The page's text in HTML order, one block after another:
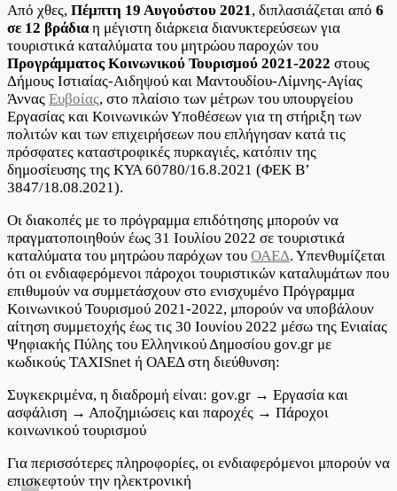
σε
12
διανυκτερεύσεις
διάρκεια
διακοπών
κοινωνικού
τουρισμού
στους
Δήμους
Ιστιαίας-
Μαντουδίου-
Λίμνης-
Αγίας
Άννας
Ευβοίας
Από χθες, Πέμπτη 19 Αυγούστου 2021, διπλασιάζεται από 6
σε 12 βράδιαη μέγιστη διάρκεια διανυκτερεύσεων για
τουριστικά καταλύματα του μητρώου παροχών του
Προγράμματος Κοινωνικού Τουρισμού 2021-2022 στους
Δήμους Ιστιαίας-Αιδηψού και Μαντουδίου-Λίμνης-Αγίας
Άννας Ευβοίας, στο πλαίσιο των μέτρων του υπουργείου
Εργασίας και Κοινωνικών Υποθέσεων για τη στήριξη των
πολιτών και των επιχειρήσεων που επλήγησαν κατά τις
πρόσφατες καταστροφικές πυρκαγιές, κατόπιν της
δημοσίευσης της ΚΥΑ 60780/16.8.2021 (ΦΕΚ B’
3847/18.08.2021).
Οι διακοπές με το πρόγραμμα επιδότησης μπορούν να
πραγματοποιηθούν έως 31 Ιουλίου 2022 σε τουριστικά
καταλύματα του μητρώου παρόχων του ΟΑΕΔ. Υπενθυμίζεται
ότι οι ενδιαφερόμενοι πάροχοι τουριστικών καταλυμάτων που
επιθυμούν να συμμετάσχουν στο ενισχυμένο Πρόγραμμα
Κοινωνικού Τουρισμού 2021-2022, μπορούν να υποβάλουν
αίτηση συμμετοχής έως τις 30 Ιουνίου 2022 μέσω της Ενιαίας
Ψηφιακής Πύλης του Ελληνικού Δημοσίου gov.gr με
κωδικούς TAXISnet ή ΟΑΕΔ στη διεύθυνση:
Συγκεκριμένα, η διαδρομή είναι: gov.gr → Εργασία και
ασφάλιση → Αποζημιώσεις και παροχές → Πάροχοι
κοινωνικού τουρισμού
Για περισσότερες πληροφορίες, οι ενδιαφερόμενοι μπορούν να
επισκεφτούν την ηλεκτρονική